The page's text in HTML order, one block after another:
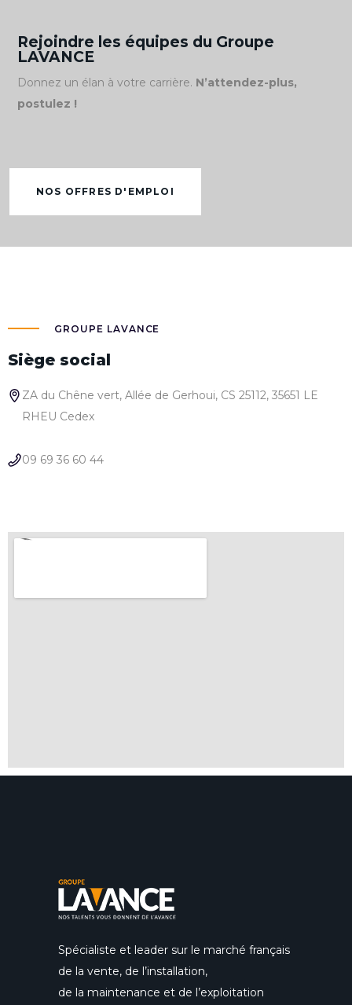
Rejoindre les équipes du Groupe
LAVANCE
Donnez un élan à votre carrière. N’attendez-plus,
postulez !
NOS OFFRES D'EMPLOI
GROUPE LAVANCE
Siège social
ZA du Chêne vert, Allée de Gerhoui, CS 25112, 35651 LE
RHEU Cedex
09 69 36 60 44
Spécialiste et leader sur le marché français
de la vente, de l’installation,
de la maintenance et de l’exploitation